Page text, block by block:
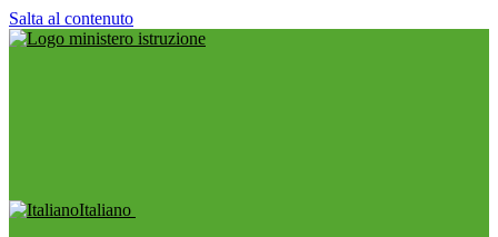
Salta al contenuto
Italiano